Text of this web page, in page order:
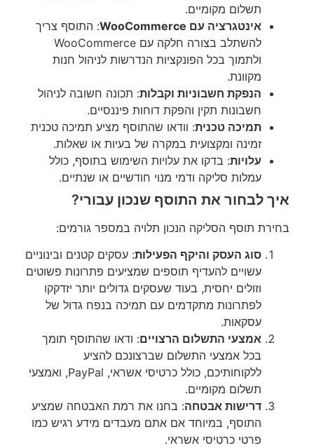
תשלום מקומיים.
אינטגרציה עם WooCommerce
: התוסף צריך
להשתלב בצורה חלקה עם WooCommerce
ולתמוך בכל הפונקציות הנדרשות לניהול חנות
מקוונת.
הנפקת חשבוניות וקבלות: תכונה חשובה לניהול
חשבונות תקין והפקת דוחות פיננסיים.
תמיכה טכנית: וודאו שהתוסף מציע תמיכה טכנית
זמינה ומקצועית במקרה של בעיות או שאלות.
עלויות: בדקו את עלויות השימוש בתוסף, כולל
עמלות סליקה ודמי מנוי חודשיים או שנתיים.
איך לבחור את התוסף שנכון עבורי?
בחירת תוסף הסליקה הנכון תלויה במספר גורמים:
סוג העסק והיקף הפעילות: עסקים קטנים ובינוניים
עשויים להעדיף תוספים שמציעים פתרונות פשוטים
וזולים יחסית, בעוד שעסקים גדולים יותר יזדקקו
לפתרונות מתקדמים עם תמיכה בנפח גדול של
עסקאות.
אמצעי התשלום הרצויים: ודאו שהתוסף תומך
בכל אמצעי התשלום שברצונכם להציע
ללקוחותיכם, כולל כרטיסי אשראי, PayPal, ואמצעי
תשלום מקומיים.
דרישות אבטחה: בחנו את רמת האבטחה שמציע
התוסף, במיוחד אם אתם מעבדים מידע רגיש כמו
פרטי כרטיסי אשראי.